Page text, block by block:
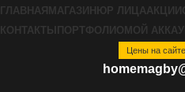
ГЛАВНАЯ МАГАЗИН ЮР ЛИЦААКЦИИ
КОНТАКТЫ ПОРТФОЛИО МОЙ
Цены на